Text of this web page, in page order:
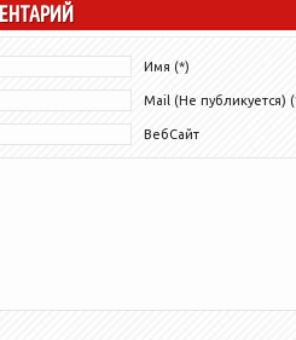
Имя (*)
Mail (Не публикуется)
ВебСайт